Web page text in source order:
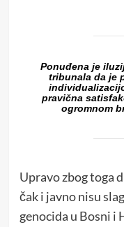
Ponuđena je
tribunala da je
pravična
ogromnom
Upravo zbog toga
čak i javno nisu
genocida u Bosni